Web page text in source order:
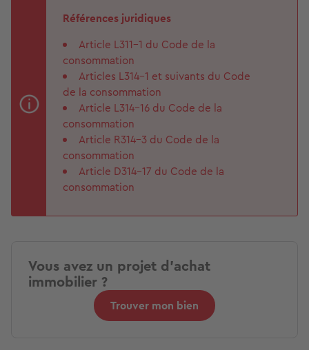
Références juridiques
Article L311-1 du Code de la
consommation
Articles L314-1 et suivants du Code
de la consommation
Article L314-16 du Code de la
consommation
Article R314-3 du Code de la
consommation
Article D314-17 du Code de la
consommation
Vous avez un projet d'achat
immobilier ?
Trouver mon bien